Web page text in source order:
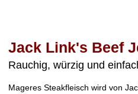
Jack Link's Beef
Rauchig, würzig und
Mageres Steakfleisch wird von